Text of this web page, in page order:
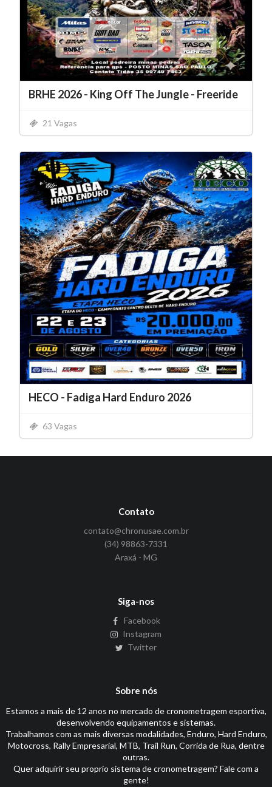
BRHE 2026 - King Off The Jungle - Freeride
21 Vagas
HECO - Fadiga Hard Enduro 2026
63 Vagas
Contato
contato@chronusae.com.br
(34) 98863-7331
Araxá - MG
Siga-nos
Facebook
Instagram
Twitter
Sobre nós
Estamos a mais de 12 anos no mercado de cronometragem esportiva,
desenvolvendo equipamentos e sistemas.
Trabalhamos com as mais diversas modalidades, Enduro, Hard Enduro,
Motocross, Rally Empresarial, MTB, Trail Run, Corrida de Rua, dentre
outras.
Quer adquirir seu proprio sistema de cronometragem? Fale com a
gente!